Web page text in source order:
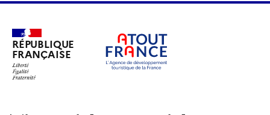
RÉPUBLIQUE
FRANÇAISE